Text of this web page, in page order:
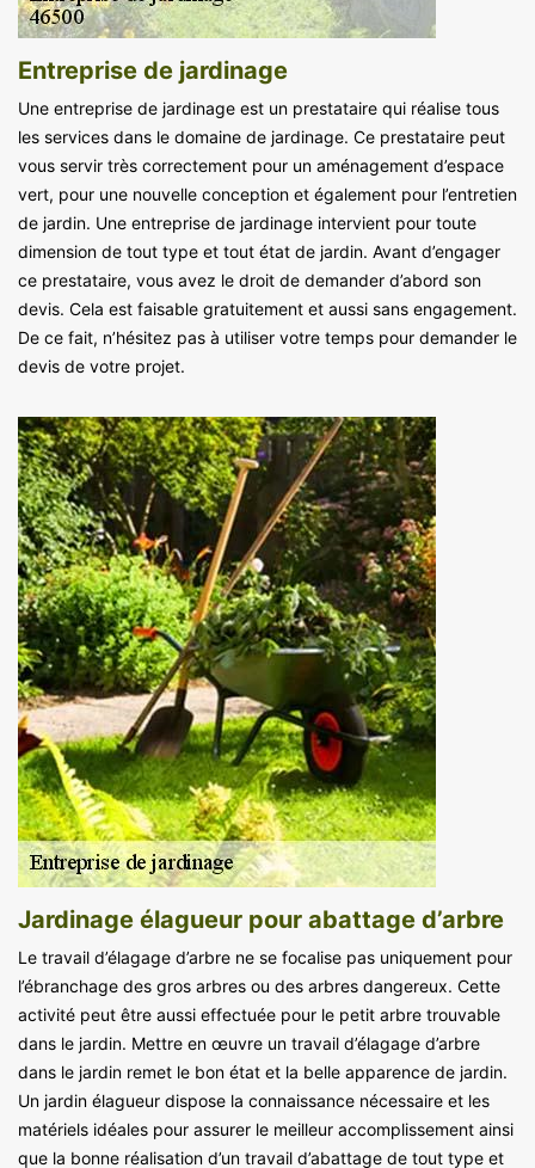
Entreprise de jardinage
Une entreprise de jardinage est un prestataire qui réalise tous
les services dans le domaine de jardinage. Ce prestataire peut
vous servir très correctement pour un aménagement d’espace
vert, pour une nouvelle conception et également pour l’entretien
de jardin. Une entreprise de jardinage intervient pour toute
dimension de tout type et tout état de jardin. Avant d’engager
ce prestataire, vous avez le droit de demander d’abord son
devis. Cela est faisable gratuitement et aussi sans engagement.
De ce fait, n’hésitez pas à utiliser votre temps pour demander le
devis de votre projet.
Jardinage élagueur pour abattage d’arbre
Le travail d’élagage d’arbre ne se focalise pas uniquement pour
l’ébranchage des gros arbres ou des arbres dangereux. Cette
activité peut être aussi effectuée pour le petit arbre trouvable
dans le jardin. Mettre en œuvre un travail d’élagage d’arbre
dans le jardin remet le bon état et la belle apparence de jardin.
Un jardin élagueur dispose la connaissance nécessaire et les
matériels idéales pour assurer le meilleur accomplissement ainsi
que la bonne réalisation d’un travail d’abattage de tout type et